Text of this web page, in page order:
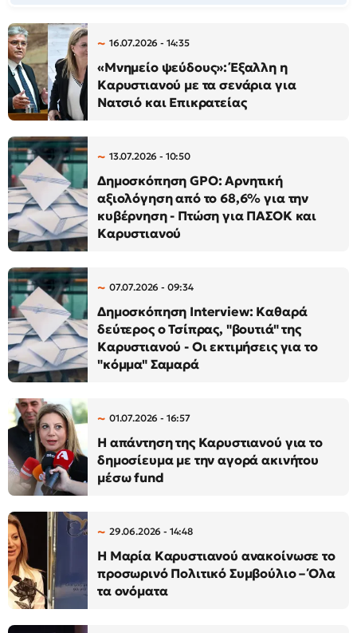
16.07.2026 - 14:35
«Μνημείο ψεύδους»: Έξαλλη η
Καρυστιανού με τα σενάρια για
Νατσιό και Επικρατείας
13.07.2026 - 10:50
Δημοσκόπηση GPO: Αρνητική
αξιολόγηση από το 68,6% για την
κυβέρνηση - Πτώση για ΠΑΣΟΚ και
Καρυστιανού
07.07.2026 - 09:34
Δημοσκόπηση Interview: Καθαρά
δεύτερος ο Τσίπρας, "βουτιά" της
Καρυστιανού - Οι εκτιμήσεις για το
"κόμμα" Σαμαρά
01.07.2026 - 16:57
Η απάντηση της Καρυστιανού για το
δημοσίευμα με την αγορά ακινήτου
μέσω fund
29.06.2026 - 14:48
Η Μαρία Καρυστιανού ανακοίνωσε το
προσωρινό Πολιτικό Συμβούλιο – Όλα
τα ονόματα